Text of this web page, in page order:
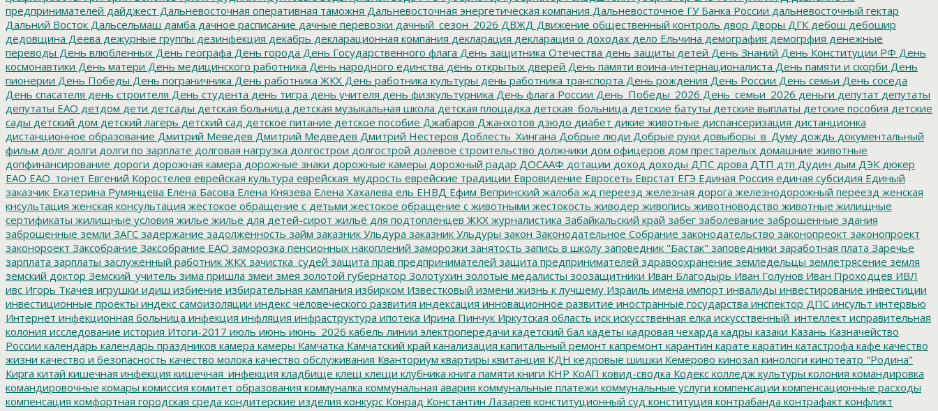
предпринимателей дайджест Дальневосточная оперативная таможня Дальневосточная энергетическая компания Дальневосточное ГУ Банка России дальневосточный гектар
Дальний Восток Дальсельмаш дамба дачное расписание дачные перевозки дачный_сезон_2026 ДВЖД Движение общественный контроль двор Дворы ДГКдебош дебошир
дедовщина Деева дежурные группы дезинфекция декабрь декларационная компания декларация декларация о доходах дело Ельчина демография демогрфия денежные
переводы День влюбленных День географа День города День Государственного флага День защитника Отечества день защиты детей День Знаний День Конституции РФ День
космонавтики День матери День медицинского работника День народного единства день открытых дверей День памяти воина-интернационалиста День памяти и скорби День
пионерии День Победы День пограничника День работника ЖКХ День работника культуры день работника транспорта День рождения День России День семьи День соседа
День спасателя день строителя День студента день тигра день учителя день физкультурника День флага России День_Победы_2026 День_семьи_2026 деньги депутат депутаты
депутаты ЕАО детдом дети детсады детская больница детская музыкальная школа детская площадка детская_больница детские батуты детские выплаты детские пособия детские
сады детский дом детский лагерь детский сад детское питание детское пособие Джабаров Джанхотов дзюдо диабет дикие животные диспансеризация дистанционка
дистанционное образование Дмитрий Меведев Дмитрий Медведев Дмитрий Нестеров Доблесть_Хингана Добрые люди Добрые руки довыборы_в_Думу дождь документальный
фильм долг долги долги по зарплате долговая нагрузка долгострои долгострой долевое строительство должники дом офицеров дом престарелых домашние животные
допфинансирование дороги дорожная камера дорожные знаки дорожные камеры дорожный радар ДОСААФ дотации доход доходы ДПС дрова ДТП дтп Дудин дым ДЭКдюкер
ЕАО ЕАО_тонет Евгений Коростелев еврейская культура еврейская_мудрость еврейские традиции Евровидение Евросеть Еврстат ЕГЭ Единая Россия единая субсидия Единый
заказчик Екатерина Румянцева Елена Басова Елена Князева Елена Хахалева ель ЕНВД Ефим Вепринский жалоба жд переезд железная дорога железнодорожный переезд женская
кнсультация женская консультация жестокое обращение с детьми жестокое обращение с животными жестокость живодер живопись животноводство животные жилищные
сертификаты жилищные условия жилье жилье для детей-сирот жильё для подтопленцев ЖКХ журналистика Забайкальский край забег заболевание заброшенные здания
заброшенные земли ЗАГС задержание задолженность займ заказник Ульдура заказник Ульдуры закон Законодательное Собрание законодательство законопреокт законопроект
законороект Заксобрание Заксобрание ЕАО заморозка пенсионных накоплений заморозки занятость запись в школу заповедник "Бастак" заповедники заработная плата Заречье
зарплата зарплаты заслуженный работник ЖКХ зачистка_судей защита прав предпринимателей защита предпринимателей здравоохранение земледельцы землетрясение земля
земский доктор Земский_учитель зима пришла змеи змея золотой губернатор Золотухин золотые медалисты зоозащитники Иван Благодырь Иван Голунов Иван Проходцев ИВЛ
ивс Игорь Ткачев игрушки идиш избиение избирательная кампания избирком Известковый измени жизнь к лучшему Израиль имена импорт инвалиды инвестирование инвестиции
инвестиционные проекты индекс самоизоляции индекс человеческого развития индексация инновационное развитие иностранные государства инспектор ДПС инсульт интервью
Интернет инфекционная больница инфекция инфляция инфраструктура ипотека Ирина Пинчук Иркутская область иск искусственная елка искусственный_интеллект исправительная
колония исследование история Итоги-2017 июль июнь июнь_2026 кабель линии электропередачи кадетский бал кадеты кадровая чехарда кадры казаки Казань Казначейство
России календарь календарь праздников камера камеры Камчатка Камчатский край канализация капитальный ремонт капремонт карантин карате каратин катастрофа кафе качество
жизни качество и безопасность качество молока качество обслуживания Кванториум квартиры квитанция КДН кедровые шишки Кемерово кинозал кинологи кинотеатр "Родина"
Кирга китай кишечная инфекция кишечная_инфекция кладбище клещ клещи клубника книга памяти книги КНР КоАП ковид-сводка Кодекс колледж культуры колония командировка
командировочные комары комиссия комитет образования коммуналка коммунальная авария коммунальные платежи коммунальные услуги компенсации компенсационные расходы
компенсация комфортная городская среда кондитерские изделия конкурс Конрад Константин Лазарев конституционный суд конституция контрабанда контрафакт конфликт